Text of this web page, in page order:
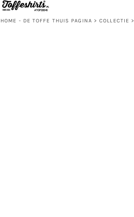
HOME - DE TOFFE THUIS PAGINA > COLLECTIE >